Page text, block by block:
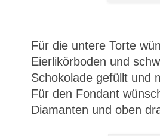
Für die untere Torte
Eierlikörboden und
Schokolade gefüllt und
Für den Fondant
Diamanten und oben